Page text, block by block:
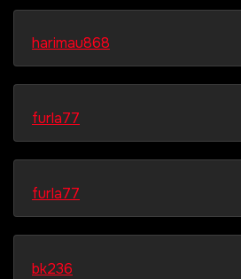
harimau868
furla77
furla77
bk236